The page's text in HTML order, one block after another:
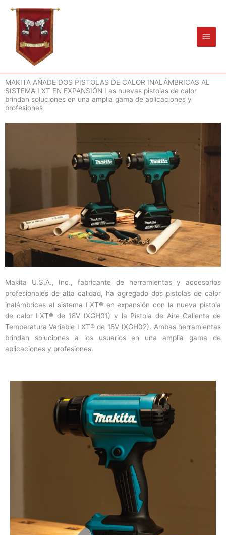
contenido
MAKITA AÑADE DOS PISTOLAS DE CALOR INALÁMBRICAS AL
SISTEMA LXT EN EXPANSIÓN Las nuevas pistolas de calor
brindan soluciones en una amplia gama de aplicaciones y
profesiones
Makita U.S.A., Inc., fabricante de herramientas y accesorios
profesionales de alta calidad, ha agregado dos pistolas de calor
inalámbricas al sistema LXT® en expansión con la nueva pistola
de calor LXT® de 18V (XGH01) y la Pistola de Aire Caliente de
Temperatura Variable LXT® de 18V (XGH02). Ambas herramientas
brindan soluciones a los usuarios en una amplia gama de
aplicaciones y profesiones.